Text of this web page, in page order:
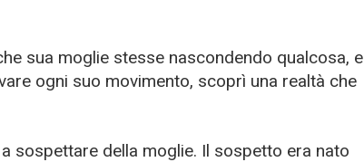
sua moglie stesse nascondendo qualcosa, e
ogni suo movimento, scoprì una realtà che
a sospettare della moglie. Il sospetto era nato